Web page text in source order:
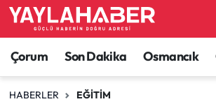
Çorum Son Dakika Osmancık
HABERLER EĞITIM
Alaca Haberleri
Bayat Haberleri
Çorum Nöbetçi Eczaneler
Çorum Hava Durumu